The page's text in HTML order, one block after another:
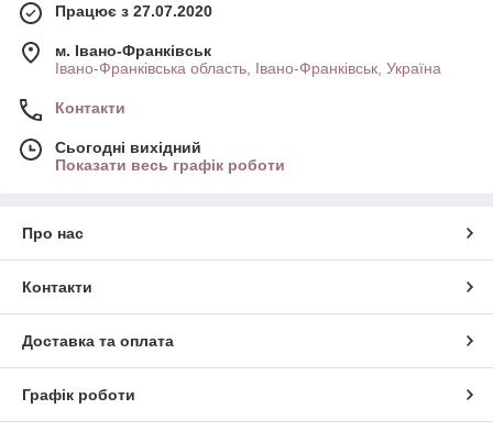
Працює з 27.07.2020
м. Івано-Франківськ
Івано-Франківська область, Івано-Франківськ, Україна
Контакти
Сьогодні вихідний
Показати весь графік роботи
Про нас
Контакти
Доставка та оплата
Графік роботи